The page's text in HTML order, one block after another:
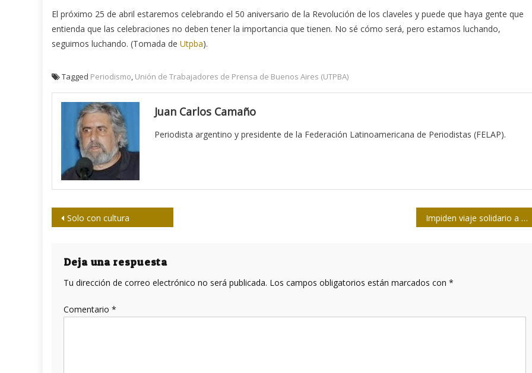
El próximo 25 de abril estaremos celebrando el 50 aniversario de la Revolución de los claveles y puede que haya gente que
entienda que las celebraciones no deben tener la importancia que tienen. No sé cómo será, pero estamos luchando,
seguimos luchando. (Tomada de Utpba).
Tagged Periodismo, Unión de Trabajadores de Prensa de Buenos Aires (UTPBA)
Juan Carlos Camaño
Periodista argentino y presidente de la Federación Latinoamericana de Periodistas (FELAP).
Navegación
entradas
Solo con cultura Impiden viaje solidario a Gaza de Flotilla de la Libertad
Deja una respuesta
Tu dirección de correo electrónico no será publicada. Los campos obligatorios están marcados con *
Comentario *